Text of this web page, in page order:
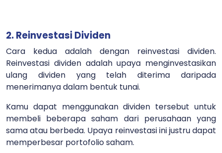
2. Reinvestasi Dividen
Cara kedua adalah dengan reinvestasi dividen.
Reinvestasi dividen adalah upaya menginvestasikan
ulang dividen yang telah diterima daripada
menerimanya dalam bentuk tunai.
Kamu dapat menggunakan dividen tersebut untuk
membeli beberapa saham dari perusahaan yang
sama atau berbeda. Upaya reinvestasi ini justru dapat
memperbesar portofolio saham.